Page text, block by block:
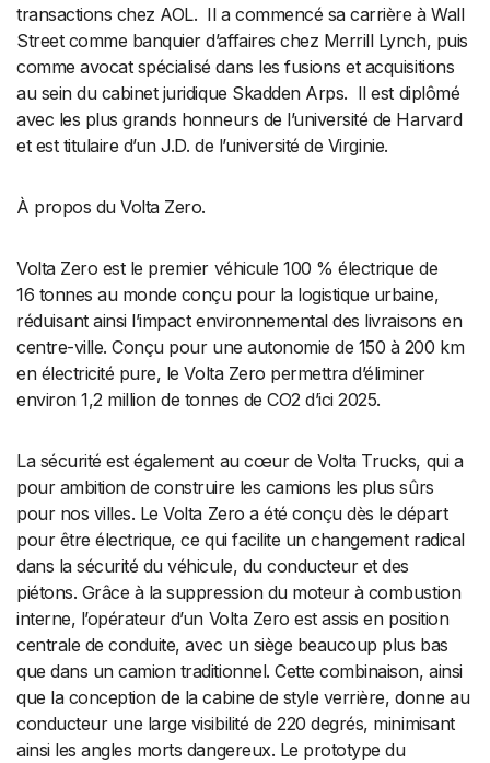
transactions chez AOL. Il a commencé sa carrière à Wall
Street comme banquier d’affaires chez Merrill Lynch, puis
comme avocat spécialisé dans les fusions et acquisitions
au sein du cabinet juridique Skadden Arps. Il est diplômé
avec les plus grands honneurs de l’université de Harvard
et est titulaire d’un J.D. de l’université de Virginie.
À propos du Volta Zero.
Volta Zero est le premier véhicule 100 % électrique de
16 tonnes au monde conçu pour la logistique urbaine,
réduisant ainsi l’impact environnemental des livraisons en
centre-ville. Conçu pour une autonomie de 150 à 200 km
en électricité pure, le Volta Zero permettra d’éliminer
environ 1,2 million de tonnes de CO2 d’ici 2025.
La sécurité est également au cœur de Volta Trucks, qui a
pour ambition de construire les camions les plus sûrs
pour nos villes. Le Volta Zero a été conçu dès le départ
pour être électrique, ce qui facilite un changement radical
dans la sécurité du véhicule, du conducteur et des
piétons. Grâce à la suppression du moteur à combustion
interne, l’opérateur d’un Volta Zero est assis en position
centrale de conduite, avec un siège beaucoup plus bas
que dans un camion traditionnel. Cette combinaison, ainsi
que la conception de la cabine de style verrière, donne au
conducteur une large visibilité de 220 degrés, minimisant
ainsi les angles morts dangereux. Le prototype du